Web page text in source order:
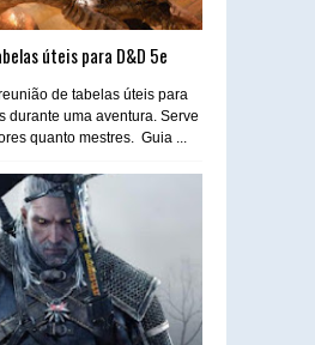
úteis para D&D 5e
de tabelas úteis para
durante uma aventura. Serve
quanto mestres. Guia ...